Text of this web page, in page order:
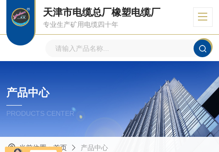
天津市电缆总厂橡塑电缆厂
专业生产矿用电缆四十年
产品中心
PRODUCTS CENTER
当前位置：首页 产品中心